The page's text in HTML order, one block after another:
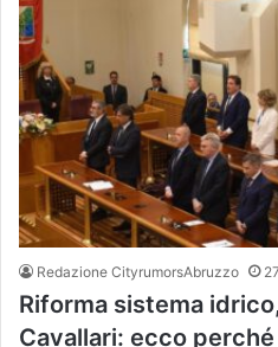
Redazione CityrumorsAbruzzo
Riforma sistema
Cavallari: ecco